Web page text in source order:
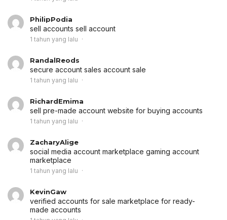
PhilipPodia
sell accounts sell account
1 tahun yang lalu
RandalReods
secure account sales account sale
1 tahun yang lalu
RichardEmima
sell pre-made account website for buying accounts
1 tahun yang lalu
ZacharyAlige
social media account marketplace gaming account
marketplace
1 tahun yang lalu
KevinGaw
verified accounts for sale marketplace for ready-
made accounts